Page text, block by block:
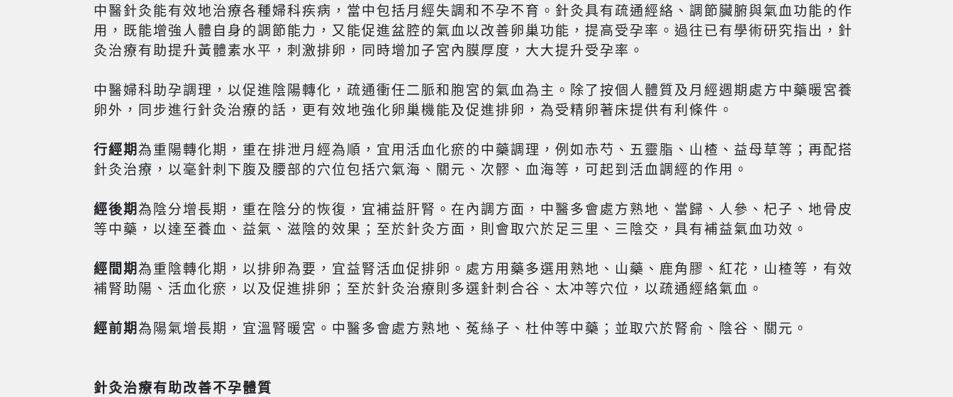
中醫針灸能有效地治療各種婦科疾病，當中包括月經失調和不孕不育。針灸具有疏通經絡、調節臟腑與氣血功能的作
用，既能增強人體自身的調節能力，又能促進盆腔的氣血以改善卵巢功能，提高受孕率。過往已有學術研究指出，針
灸治療有助提升黃體素水平，刺激排卵，同時增加子宮內膜厚度，大大提升受孕率。
中醫婦科助孕調理，以促進陰陽轉化，疏通衝任二脈和胞宮的氣血為主。除了按個人體質及月經週期處方中藥暖宮養
卵外，同步進行針灸治療的話，更有效地強化卵巢機能及促進排卵，為受精卵著床提供有利條件。
行經期為重陽轉化期，重在排泄月經為順，宜用活血化瘀的中藥調理，例如赤芍、五靈脂、山楂、益母草等；再配搭
針灸治療，以毫針刺下腹及腰部的穴位包括穴氣海、關元、次髎、血海等，可起到活血調經的作用。
經後期為陰分增長期，重在陰分的恢復，宜補益肝腎。在內調方面，中醫多會處方熟地、當歸、人參、杞子、地骨皮
等中藥，以達至養血、益氣、滋陰的效果；至於針灸方面，則會取穴於足三里、三陰交，具有補益氣血功效。
經間期為重陰轉化期，以排卵為要，宜益腎活血促排卵。處方用藥多選用熟地、山藥、鹿角膠、紅花，山楂等，有效
補腎助陽、活血化瘀，以及促進排卵；至於針灸治療則多選針刺合谷、太冲等穴位，以疏通經絡氣血。
經前期為陽氣增長期，宜溫腎暖宮。中醫多會處方熟地、菟絲子、杜仲等中藥；並取穴於腎俞、陰谷、關元。
針灸治療有助改善不孕體質